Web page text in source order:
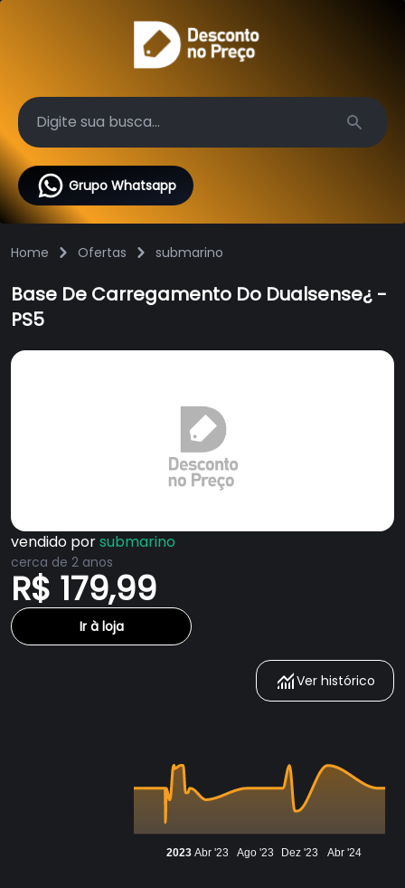
Search
Grupo Whatsapp
Home Ofertas submarino
Base De Carregamento Do Dualsense¿ -
PS5
vendido porsubmarino
cerca de 2 anos
R$ 179,99
Ir à loja
Ver histórico
2023 Abr '23 Ago '23 Dez '23 Abr '24